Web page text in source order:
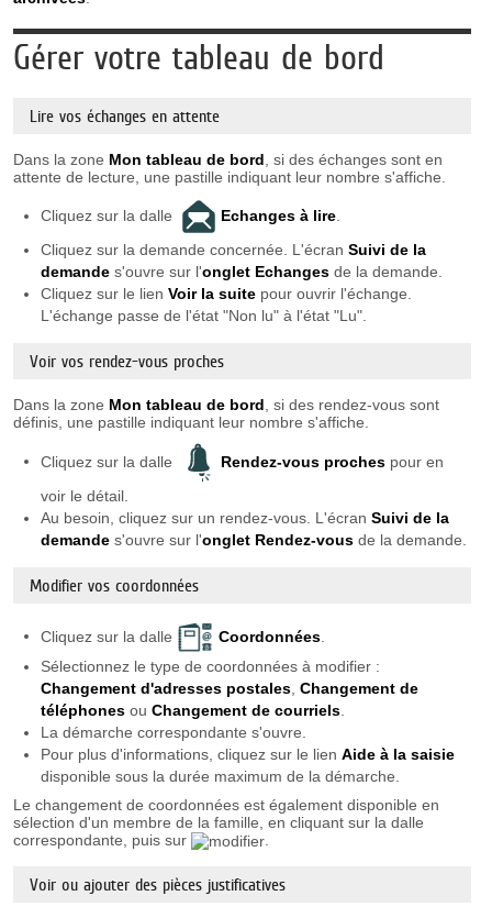
Gérer votre tableau de bord
Lire vos échanges en attente
Dans la zone Mon tableau de bord , si des échanges sont en
attente de lecture, une pastille indiquant leur nombre s'affiche.
Cliquez sur la dalle Echanges à lire.
Cliquez sur la demande concernée. L'écran Suivi de la
demandes'ouvre sur l'onglet Echangesde la demande.
Cliquez sur le lien Voir la suitepour ouvrir l'échange.
L'échange passe de l'état "Non lu" à l'état "Lu".
Voir vos rendez-vous proches
Dans la zone Mon tableau de bord , si des rendez-vous sont
définis, une pastille indiquant leur nombre s'affiche.
Cliquez sur la dalle Rendez-vous prochespour en
voir le détail.
Au besoin, cliquez sur un rendez-vous. L'écran Suivi de la
demandes'ouvre sur l'onglet Rendez-vousde la demande.
Modifier vos coordonnées
Cliquez sur la dalle Coordonnées.
Sélectionnez le type de coordonnées à modifier :
Changement d'adresses postales, Changement de
téléphones ou Changement de courriels.
La démarche correspondante s'ouvre.
Pour plus d'informations, cliquez sur le lien Aide à la saisie
disponible sous la durée maximum de la démarche.
Le changement de coordonnées est également disponible en
sélection d'un membre de la famille, en cliquant sur la dalle
correspondante, puis sur
.
Voir ou ajouter des pièces justificatives